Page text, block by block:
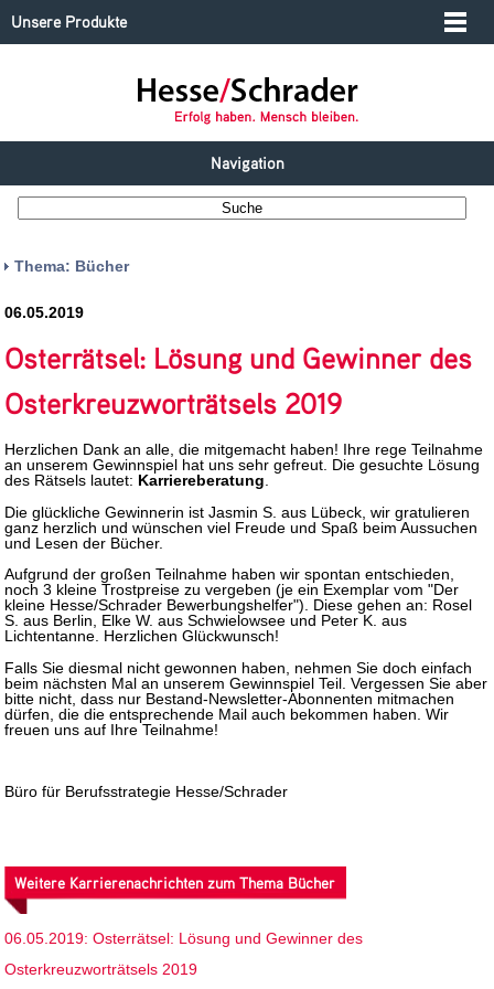
Unsere Produkte
Navigation
Thema: Bücher
06.05.2019
Osterrätsel: Lösung und Gewinner des
Osterkreuzworträtsels 2019
Herzlichen Dank an alle, die mitgemacht haben! Ihre rege Teilnahme
an unserem Gewinnspiel hat uns sehr gefreut. Die gesuchte Lösung
des Rätsels lautet: Karriereberatung.
Die glückliche Gewinnerin ist Jasmin S. aus Lübeck, wir gratulieren
ganz herzlich und wünschen viel Freude und Spaß beim Aussuchen
und Lesen der Bücher.
Aufgrund der großen Teilnahme haben wir spontan entschieden,
noch 3 kleine Trostpreise zu vergeben (je ein Exemplar vom "Der
kleine Hesse/Schrader Bewerbungshelfer"). Diese gehen an: Rosel
S. aus Berlin, Elke W. aus Schwielowsee und Peter K. aus
Lichtentanne. Herzlichen Glückwunsch!
Falls Sie diesmal nicht gewonnen haben, nehmen Sie doch einfach
beim nächsten Mal an unserem Gewinnspiel Teil. Vergessen Sie aber
bitte nicht, dass nur Bestand-Newsletter-Abonnenten mitmachen
dürfen, die die entsprechende Mail auch bekommen haben. Wir
freuen uns auf Ihre Teilnahme!
Büro für Berufsstrategie Hesse/Schrader
Weitere Karrierenachrichten zum Thema Bücher
06.05.2019: Osterrätsel: Lösung und Gewinner des
Osterkreuzworträtsels 2019